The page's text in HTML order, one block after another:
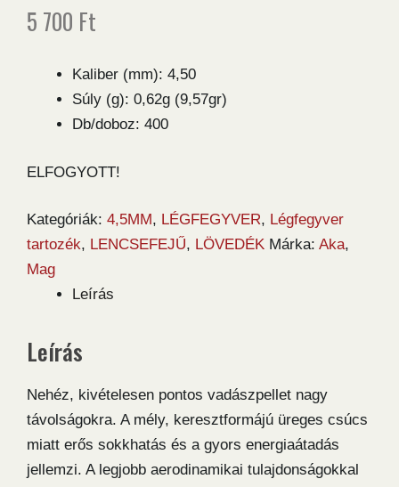
5 700 Ft
Kaliber (mm): 4,50
Súly (g): 0,62g (9,57gr)
Db/doboz: 400
ELFOGYOTT!
Kategóriák: 4,5MM, LÉGFEGYVER, Légfegyver
tartozék, LENCSEFEJŰ, LÖVEDÉK Márka: Aka,
Mag
Leírás
Leírás
Nehéz, kivételesen pontos vadászpellet nagy
távolságokra. A mély, keresztformájú üreges csúcs
miatt erős sokkhatás és a gyors energiaátadás
jellemzi. A legjobb aerodinamikai tulajdonságokkal